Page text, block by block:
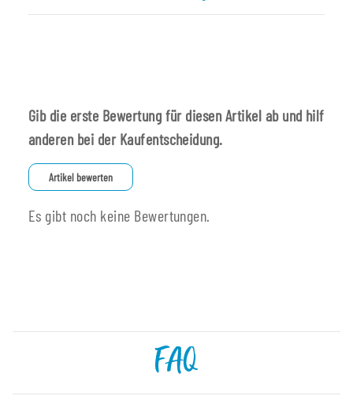
Gib die erste Bewertung für diesen Artikel ab und hilf
anderen bei der Kaufentscheidung.
Artikel bewerten
Es gibt noch keine Bewertungen.
FAQ